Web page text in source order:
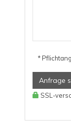
*
Anfrage
SSL-